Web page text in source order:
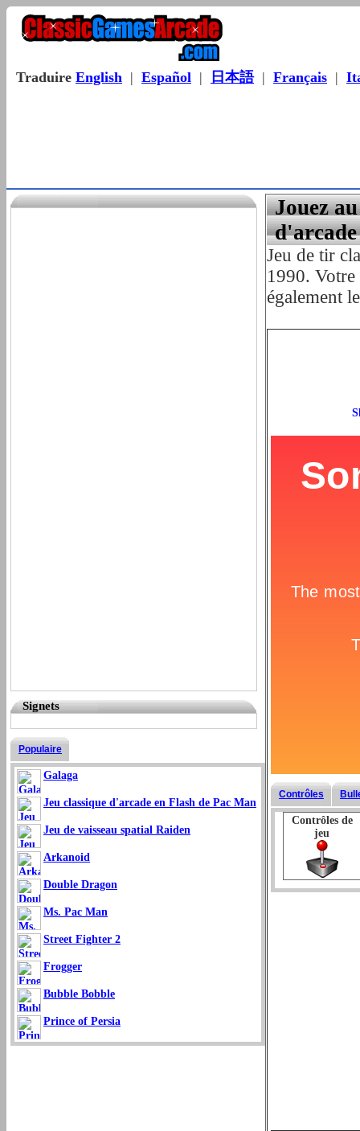
Traduire English | Español | 日本語| Français |
Signets
Populaire
Galaga
Jeu classique d'arcade en Flash de Pac Man
Jeu de vaisseau spatial Raiden
Arkanoid
Double Dragon
Ms. Pac Man
Street Fighter 2
Frogger
Bubble Bobble
Prince of Persia
Jouez
d'arcade
Jeu de tir
1990. Votre
également
Contrôles
Contrôles de
jeu